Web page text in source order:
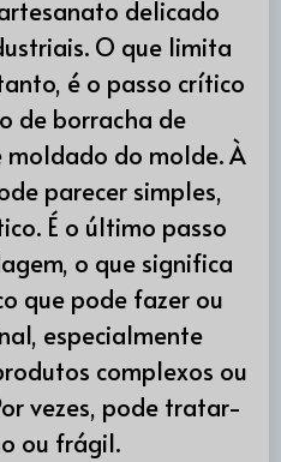
delicado
O que limita
é o passo crítico
de borracha de
moldado do molde. À
parecer simples,
É o último passo
o que significa
que pode fazer ou
especialmente
complexos ou
vezes, pode tratar-
ou frágil.